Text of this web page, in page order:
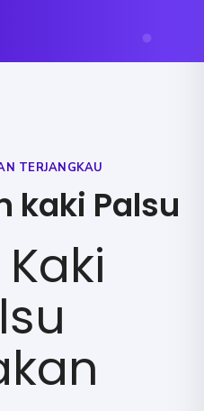
TERJANGKAU
kaki Palsu